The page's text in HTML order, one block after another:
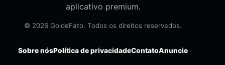
aplicativo premium.
© 2026 GoldeFato. Todos os direitos reservados.
Sobre nósPolítica de privacidadeContatoAnuncie